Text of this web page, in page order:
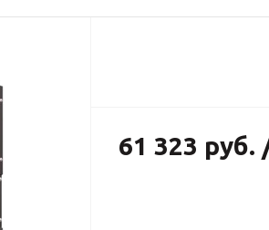
61 323 руб.